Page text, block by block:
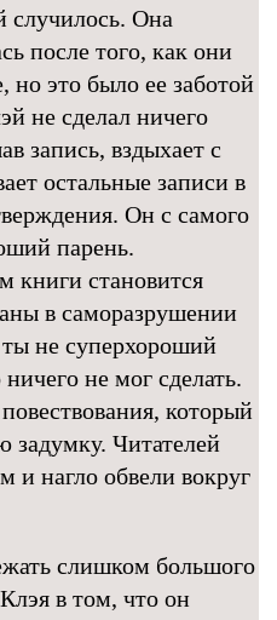
случилось. Она
после того, как они
но это было ее заботой
не сделал ничего
запись, вздыхает с
остальные записи в
Он с самого
парень.
книги становится
в саморазрушении
ты не суперхороший
не мог сделать.
который
задумку. Читателей
и нагло обвели вокруг
слишком большого
в том, что он